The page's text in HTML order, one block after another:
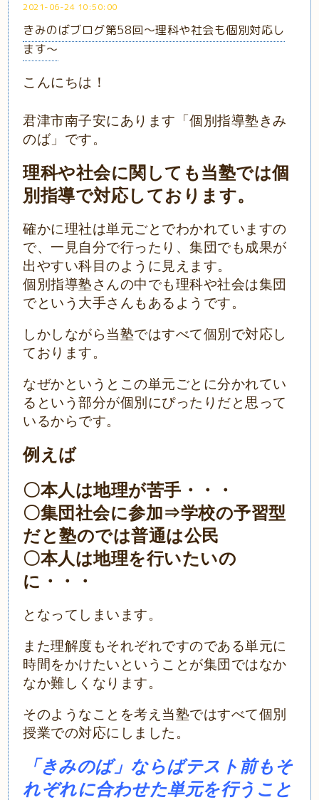
2021-06-24 10:50:00
きみのばブログ第58回～理科や社会も個別対応し
ます～
こんにちは！
君津市南子安にあります「個別指導塾きみ
のば」です。
理科や社会に関しても当塾では個
別指導で対応しております。
確かに理社は単元ごとでわかれていますの
で、一見自分で行ったり、集団でも成果が
出やすい科目のように見えます。
個別指導塾さんの中でも理科や社会は集団
でという大手さんもあるようです。
しかしながら当塾ではすべて個別で対応し
ております。
なぜかというとこの単元ごとに分かれてい
るという部分が個別にぴったりだと思って
いるからです。
例えば
〇本人は地理が苦手・・・
〇集団社会に参加⇒学校の予習型
だと塾のでは普通は公民
〇本人は地理を行いたいの
に・・・
となってしまいます。
また理解度もそれぞれですのである単元に
時間をかけたいということが集団ではなか
なか難しくなります。
そのようなことを考え当塾ではすべて個別
授業での対応にしました。
「きみのば」ならばテスト前もそ
れぞれに合わせた単元を行うこと